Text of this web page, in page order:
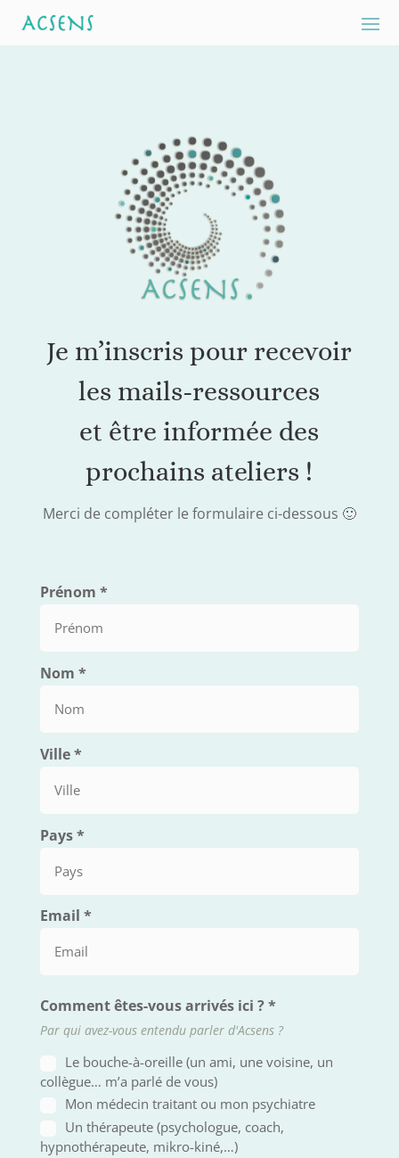
Je m’inscris pour recevoir
les mails-ressources
et être informée des
prochains ateliers !
Merci de compléter le formulaire ci-dessous 🙂
Prénom *
Nom *
Ville*
Pays*
Email *
Comment êtes-vous arrivés ici ? *
Par qui avez-vous entendu parler d'Acsens ?
Le bouche-à-oreille (un ami, une voisine, un
collègue… m’a parlé de vous)
Mon médecin traitant ou mon psychiatre
Un thérapeute (psychologue, coach,
hypnothérapeute, mikro-kiné,…)